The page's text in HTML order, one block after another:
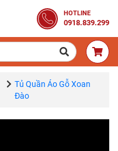
HOTLINE
0918.839.299
Tủ Quần Áo Gỗ Xoan
Đào